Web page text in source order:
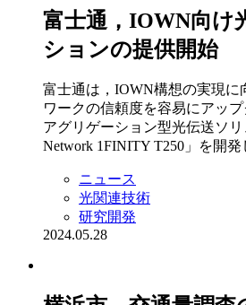
富士通，IOWN向け
ションの提供開始
富士通は，IOWN構想の実現に
ワークの信頼度を容易にアッ
アグリゲーション型光伝送ソ
Network 1FINITY T250」を開発
ニュース
光関連技術
研究開発
2024.05.28